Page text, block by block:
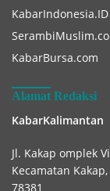
KabarIndonesia.ID
KabarBursa.com
Alamat Redaksi
KabarKalimantan
Jl. Kakap omplek
Kecamatan
78381